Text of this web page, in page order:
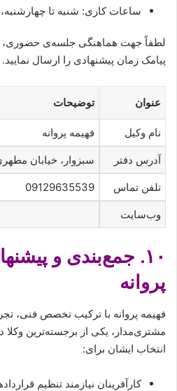
ساعات کاری: شنبه تا چهارشنبه، ۹:۰۰ تا ۱۷:۰۰
لطفاً جهت هماهنگی جلسه‌ی حضوری،
پیامک زمان پیشنهادی را ارسال نمایید.
عنوان توضیحات
نام وکیل فهیمه پروانه
آدرس دفتر سبزوار، خیابان مطهری
تلفن تماس 09129635539
وب‌سایت
۱۰. جمع‌بندی و
پروانه
فهیمه پروانه با ترکیب تخصص فنی،
مشتری‌مدار، یکی از برجسته‌ترین وکلا
انتخاب ایشان برای:
کارآفرینان نیازمند تنظیم